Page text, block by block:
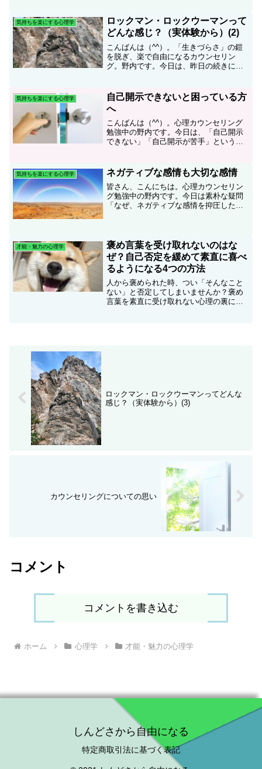
したり、自分が快適な感じになったりす
るのにお金...
気持ちを楽にする心理学
ロックマン・ロックウーマンって
どんな感じ？（実体験から）(2)
こんばんは（^^）。「生きづらさ」の鎧
を脱ぎ、楽で自由になるカウンセリン
グ。野内です。今日は、昨日の続きにな
書いてみたいと思います。どうしてロッ
クマン（ロックウーマン）...
気持ちを楽にする心理学
自己開示できないと困っている方
へ
こんばんは（^^）。心理カウンセリング
勉強中の野内です。今日は、「自己開示
できない」「自己開示が苦手」というこ
生のお弟子さん制度4期のお話会に参加し
て、皆の「自己開示」...
気持ちを楽にする心理学 ネガティブな感情も大切な感情
皆さん、こんにちは。心理カウンセリン
グ勉強中の野内です。今日は素朴な疑問
「なぜ、ネガティブな感情を抑圧したら
つけたりすることが...
才能・魅力の心理学
褒め言葉を受け取れないのはな
ぜ？自己否定を緩めて素直に喜べ
るようになる4つの方法
人から褒められた時、つい「そんなこと
ない」と否定してしまいませんか？褒め
言葉を素直に受け取れない心理の裏に
ロックマン・ロックウーマンってどんな
感じ？（実体験から）(3)
カウンセリングについての思い
コメント
コメントを書き込む
ホーム 心理学 才能・魅力の心理学
しんどさから自由になる
特定商取引法に基づく表記